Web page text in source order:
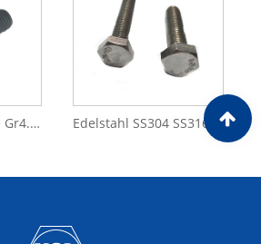
Schwarz verzinkte Gr4.8 8.8 Sechskant-Klemmschrauben (DIN7990 DIN558) Edelstahl SS304 SS316 Sechskantschrauben (DIN7990)